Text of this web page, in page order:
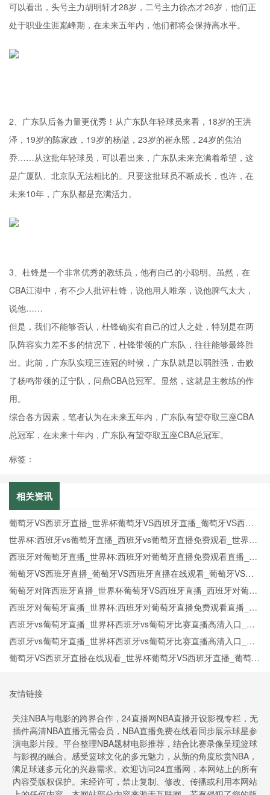
可以看出，头号主力胡明轩才28岁，二号主力徐杰才26岁，他们正
处于职业生涯巅峰期，在未来五年内，他们都将会保持高水平。
2、广东队后备力量更优秀！从广东队年轻球员来看，18岁的王洪
泽，19岁的陈家政，19岁的杨溢，23岁的崔永熙，24岁的焦泊
乔……从这批年轻球员，可以看出来，广东队未来充满着希望，这
是广厦队、北京队无法相比的。只要这批球员不断成长，也许，在
未来10年，广东队都是充满活力。
3、杜锋是一个非常优秀的教练员，他有自己的小聪明。虽然，在
CBA江湖中，有不少人批评杜锋，说他用人唯亲，说他脾气太大，
说他……
但是，我们不能够否认，杜锋确实有自己的过人之处，特别是在两
队阵容实力差不多的情况下，杜锋带领的广东队，往往能够最终胜
出。此前，广东队实现三连冠的时候，广东队就是以弱胜强，击败
了杨鸣带领的辽宁队，问鼎CBA总冠军。显然，这就是主教练的作
用。
综合各方因素，笔者认为在未来五年内，广东队有望夺取三座CBA
总冠军，在未来十年内，广东队有望夺取五座CBA总冠军。
标签：
相关资讯
葡萄牙VS西班牙直播_世界杯葡萄牙VS西班牙直播_葡萄牙VS西班
牙在线高清直播
世界杯:西班牙vs葡萄牙直播_西班牙vs葡萄牙直播免费观看_世界杯
今日西班牙vs葡萄牙直播在线观看高清视频直播
西班牙对葡萄牙直播_世界杯:西班牙对葡萄牙直播免费观看直播_世
界杯西班牙对葡萄牙直播在线观看高清无插件
葡萄牙VS西班牙直播_葡萄牙VS西班牙直播在线观看_葡萄牙VS西
班牙实时全场直播入口
葡萄牙对阵西班牙直播_世界杯葡萄牙VS西班牙直播_西班牙对葡萄
牙比赛直播在线无插件观看
西班牙对葡萄牙直播_世界杯:西班牙对葡萄牙直播免费观看直播_世
界杯西班牙对葡萄牙直播在线观看高清无插件
西班牙vs葡萄牙直播_世界杯西班牙vs葡萄牙比赛直播高清入口_西
班牙vs葡萄牙预测分析直播
西班牙vs葡萄牙直播_世界杯西班牙vs葡萄牙比赛直播高清入口_西
班牙vs葡萄牙预测分析直播
葡萄牙VS西班牙直播在线观看_世界杯葡萄牙VS西班牙直播_葡萄牙
友情链接
关注NBA与电影的跨界合作，24直播网NBA直播开设影视专栏，无
插件高清NBA直播无需会员，NBA直播免费在线看同步展示球星参
演电影片段。平台整理NBA题材电影推荐，结合比赛录像呈现篮球
与影视的融合。感受篮球文化的多元魅力，从新的角度欣赏NBA，
满足球迷多元化的兴趣需求。欢迎访问24直播网，本网站上的所有
内容受版权保护。未经许可，禁止复制、修改、传播或利用本网站